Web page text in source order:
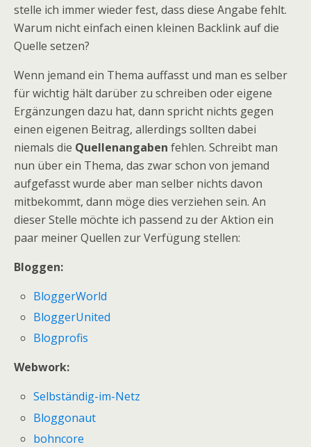
stelle ich immer wieder fest, dass diese Angabe fehlt.
Warum nicht einfach einen kleinen Backlink auf die
Quelle setzen?
Wenn jemand ein Thema auffasst und man es selber
für wichtig hält darüber zu schreiben oder eigene
Ergänzungen dazu hat, dann spricht nichts gegen
einen eigenen Beitrag, allerdings sollten dabei
niemals die Quellenangaben fehlen. Schreibt man
nun über ein Thema, das zwar schon von jemand
aufgefasst wurde aber man selber nichts davon
mitbekommt, dann möge dies verziehen sein. An
dieser Stelle möchte ich passend zu der Aktion ein
paar meiner Quellen zur Verfügung stellen:
Bloggen:
BloggerWorld
BloggerUnited
Blogprofis
Webwork:
Selbständig-im-Netz
Bloggonaut
bohncore